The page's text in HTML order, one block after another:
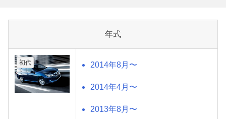
年式
初代 2014年8月〜
2014年4月〜
2013年8月〜